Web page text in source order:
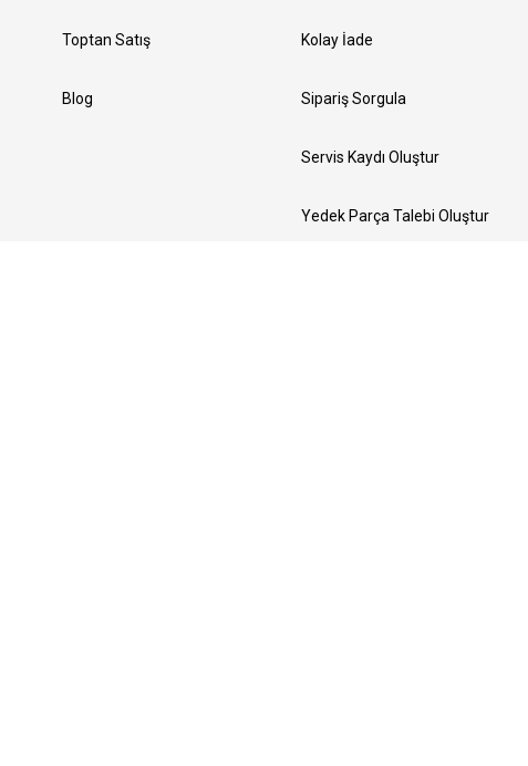
Toptan Satış
Blog
Kolay İade
Sipariş Sorgula
Servis Kaydı Oluştur
Yedek Parça Talebi Oluştur